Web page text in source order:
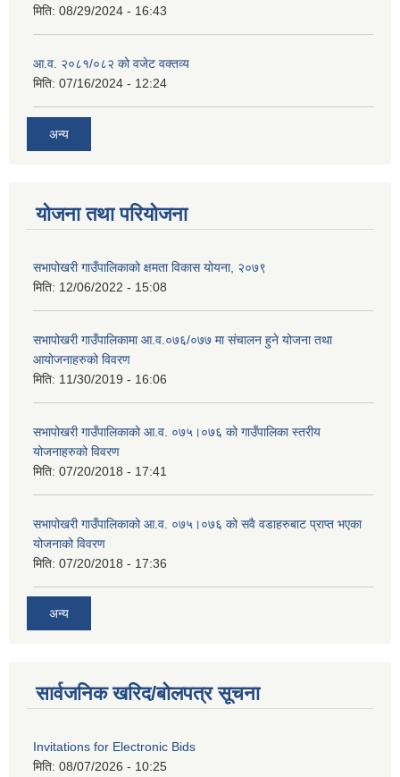
मिति: 08/29/2024 - 16:43
आ.व. २०८१/०८२ को वजेट वक्तव्य
मिति: 07/16/2024 - 12:24
अन्य
योजना तथा परियोजना
सभापोखरी गाउँपालिकाको क्षमता विकास योयना, २०७९
मिति: 12/06/2022 - 15:08
सभापोखरी गाउँपालिकामा आ.व.०७६/०७७ मा संचालन हुने योजना तथा
आयोजनाहरुको विवरण
मिति: 11/30/2019 - 16:06
सभापोखरी गाउँपालिकाको आ.व. ०७५।०७६ को गाउँपालिका स्तरीय
योजनाहरुको विवरण
मिति: 07/20/2018 - 17:41
सभापोखरी गाउँपालिकाको आ.व. ०७५।०७६ को सवै वडाहरुबाट प्राप्त भएका
योजनाको विवरण
मिति: 07/20/2018 - 17:36
अन्य
सार्वजनिक खरिद/बोलपत्र सूचना
Invitations for Electronic Bids
मिति: 08/07/2026 - 10:25